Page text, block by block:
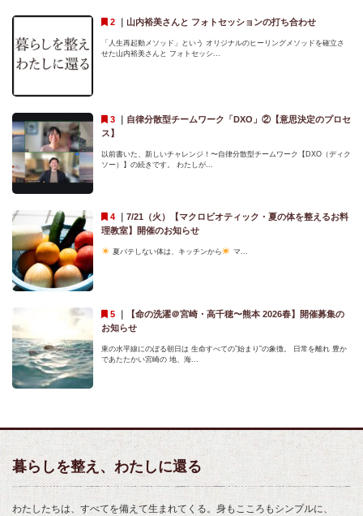
｜ 山内裕美さんと フォトセッションの打ち合わせ
「人生再起動メソッド」という オリジナルのヒーリングメソッドを確立さ
せた山内裕美さんと フォトセッシ...
｜ 自律分散型チームワーク「DXO」②【意思決定のプロセ
ス】
以前書いた、新しいチャレンジ！〜自律分散型チームワーク【DXO（ディク
ソー）】の続きです。 わたしが...
｜ 7/21（火）【マクロビオティック・夏の体を整えるお料
理教室】開催のお知らせ
夏バテしない体は、キッチンから マ...
｜
【命の洗濯＠宮崎・高千穂〜熊本 2026春】開催募集の
お知らせ
東の水平線にのぼる朝日は 生命すべての”始まり”の象徴。 日常を離れ 豊か
であたたかい宮崎の 地、海...
暮らしを整え、わたしに還る
わたしたちは、すべてを備えて生まれてくる。身もこころもシンプルに、